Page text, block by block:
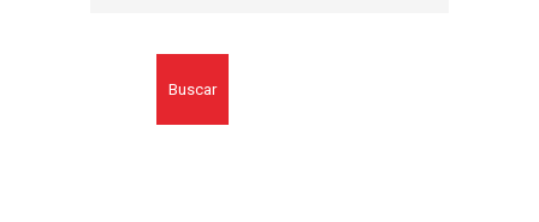
Buscar